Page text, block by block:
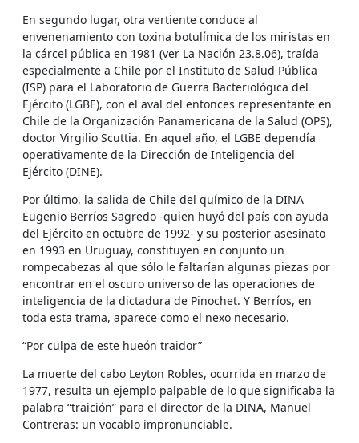
En segundo lugar, otra vertiente conduce al
envenenamiento con toxina botulímica de los miristas en
la cárcel pública en 1981 (ver La Nación 23.8.06), traída
especialmente a Chile por el Instituto de Salud Pública
(ISP) para el Laboratorio de Guerra Bacteriológica del
Ejército (LGBE), con el aval del entonces representante en
Chile de la Organización Panamericana de la Salud (OPS),
doctor Virgilio Scuttia. En aquel año, el LGBE dependía
operativamente de la Dirección de Inteligencia del
Ejército (DINE).
Por último, la salida de Chile del químico de la DINA
Eugenio Berríos Sagredo -quien huyó del país con ayuda
del Ejército en octubre de 1992- y su posterior asesinato
en 1993 en Uruguay, constituyen en conjunto un
rompecabezas al que sólo le faltarían algunas piezas por
encontrar en el oscuro universo de las operaciones de
inteligencia de la dictadura de Pinochet. Y Berríos, en
toda esta trama, aparece como el nexo necesario.
“Por culpa de este hueón traidor”
La muerte del cabo Leyton Robles, ocurrida en marzo de
1977, resulta un ejemplo palpable de lo que significaba la
palabra “traición” para el director de la DINA, Manuel
Contreras: un vocablo impronunciable.